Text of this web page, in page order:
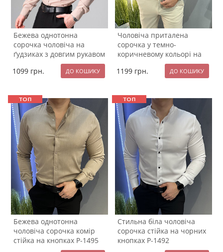
Бежева однотонна
сорочка чоловіча на
ґудзиках з довгим рукавом
1099 грн.
Чоловіча приталена
сорочка у темно-
коричневому кольорі на
кнопках Р-1535
1199 грн.
Бежева однотонна
чоловіча сорочка комір
стійка на кнопках Р-1495
Стильна біла чоловіча
сорочка стійка на чорних
кнопках Р-1492